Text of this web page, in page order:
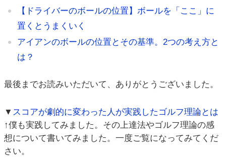
【ドライバーのボールの位置】ボールを「ここ」に
置くとうまくいく
アイアンのボールの位置とその基準。2つの考え方と
は？
最後までお読みいただいて、ありがとうございました。
▼ スコアが劇的に変わった人が実践したゴルフ理論とは
↑僕も実践してみました。その上達法やゴルフ理論の感
想について書いてみました。一度ご覧になってみてくだ
さい。